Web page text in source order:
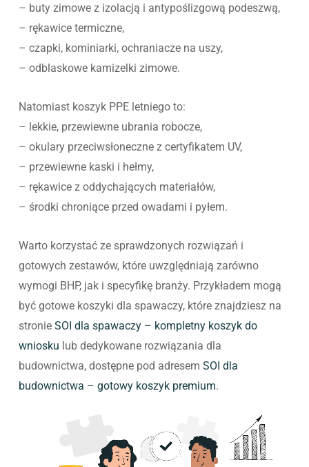
– buty zimowe z izolacją i antypoślizgową podeszwą,
– rękawice termiczne,
– czapki, kominiarki, ochraniacze na uszy,
– odblaskowe kamizelki zimowe.
Natomiast koszyk PPE letniego to:
– lekkie, przewiewne ubrania robocze,
– okulary przeciwsłoneczne z certyfikatem UV,
– przewiewne kaski i hełmy,
– rękawice z oddychających materiałów,
– środki chroniące przed owadami i pyłem.
Warto korzystać ze sprawdzonych rozwiązań i
gotowych zestawów, które uwzględniają zarówno
wymogi BHP, jak i specyfikę branży. Przykładem mogą
być gotowe koszyki dla spawaczy, które znajdziesz na
stronie SOI dla spawaczy – kompletny koszyk do
wniosku lub dedykowane rozwiązania dla
budownictwa, dostępne pod adresem SOI dla
budownictwa – gotowy koszyk premium.